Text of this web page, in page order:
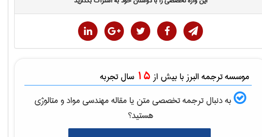
موسسه ترجمه البرز با بیش از 15 سال تجربه
به دنبال ترجمه تخصصی متن یا مقالهمهندسی مواد و متالوژی
هستید؟